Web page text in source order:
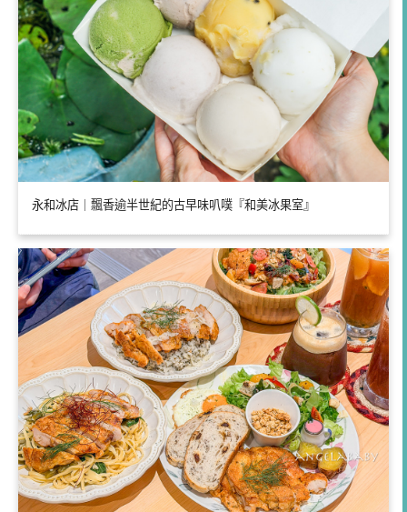
永和冰店｜飄香逾半世紀的古早味叭噗『和美冰果室』